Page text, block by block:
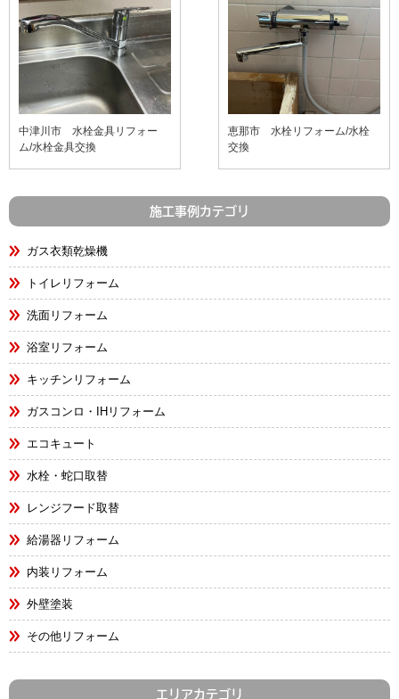
中津川市 水栓金具リフォー
ム/水栓金具交換
恵那市 水栓リフォーム/水栓
交換
施工事例カテゴリ
ガス衣類乾燥機
トイレリフォーム
洗面リフォーム
浴室リフォーム
キッチンリフォーム
ガスコンロ・IHリフォーム
エコキュート
水栓・蛇口取替
レンジフード取替
給湯器リフォーム
内装リフォーム
外壁塗装
その他リフォーム
エリアカテゴリ